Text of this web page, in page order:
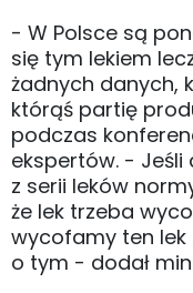
- W Polsce są
się tym lekiem
żadnych danych,
którąś partię
podczas
ekspertów. - Jeśli
z serii leków
że lek trzeba
wycofamy ten
o tym - dodał